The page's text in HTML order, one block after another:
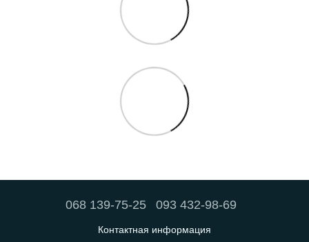
068 139-75-25 093 432-98-69
Контактная информация